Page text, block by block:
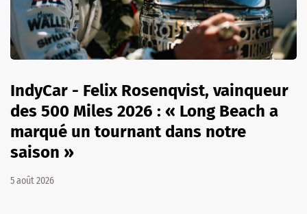
IndyCar - Felix Rosenqvist, vainqueur
des 500 Miles 2026 : « Long Beach a
marqué un tournant dans notre
saison »
5 août 2026